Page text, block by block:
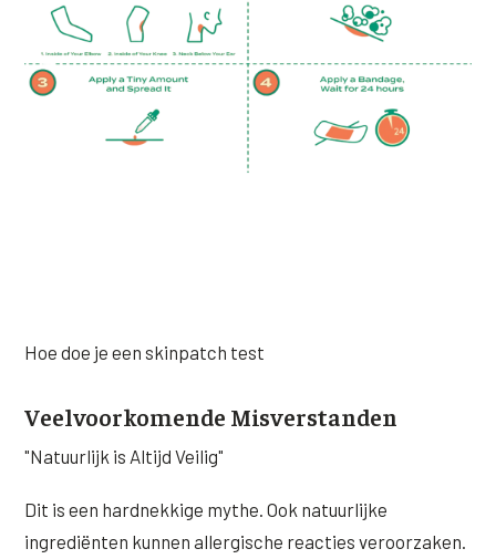
Hoe doe je een skinpatch test
Veelvoorkomende Misverstanden
"Natuurlijk is Altijd Veilig"
Dit is een hardnekkige mythe. Ook natuurlijke
ingrediënten kunnen allergische reacties veroorzaken.